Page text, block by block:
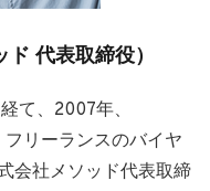
代表取締役）
て、2007年、
リーランスのバイヤ
会社メソッド代表取締